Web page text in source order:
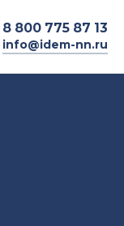
8 800 775 87 13
info@idem-nn.ru